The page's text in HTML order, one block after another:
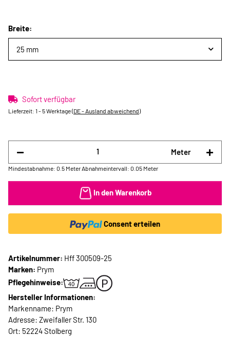
Breite:
25 mm
Sofort verfügbar
Lieferzeit: 1 - 5 Werktage(DE - Ausland abweichend)
Meter
Mindestabnahme: 0.5 Meter Abnahmeintervall: 0.05 Meter
In den Warenkorb
Consent erteilen
Artikelnummer: Hff 300509-25
Marken: Prym
Pflegehinweise:
Hersteller Informationen:
Markenname: Prym
Adresse: Zweifaller Str. 130
Ort: 52224 Stolberg